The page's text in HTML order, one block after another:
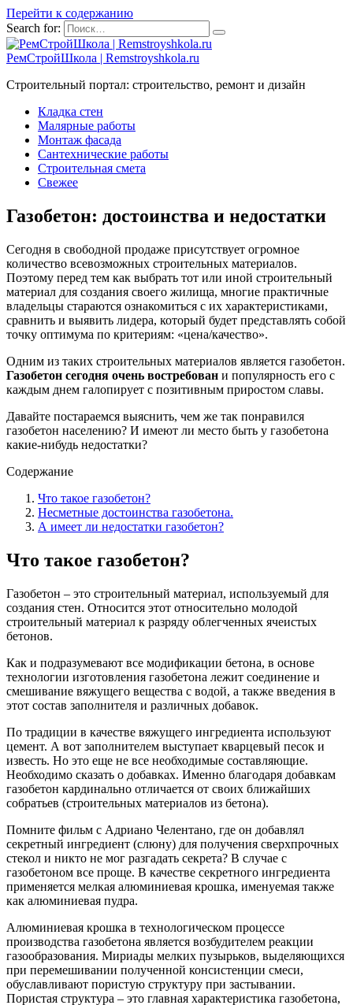
Перейти к содержанию
Search for:
РемСтройШкола | Remstroyshkola.ru
Строительный портал: строительство, ремонт и дизайн
Кладка стен
Малярные работы
Монтаж фасада
Сантехнические работы
Строительная смета
Свежее
Газобетон: достоинства и недостатки
Сегодня в свободной продаже присутствует огромное
количество всевозможных строительных материалов.
Поэтому перед тем как выбрать тот или иной строительный
материал для создания своего жилища, многие практичные
владельцы стараются ознакомиться с их характеристиками,
сравнить и выявить лидера, который будет представлять собой
точку оптимума по критериям: «цена/качество».
Одним из таких строительных материалов является газобетон.
Газобетон сегодня очень востребован и популярность его с
каждым днем галопирует с позитивным приростом славы.
Давайте постараемся выяснить, чем же так понравился
газобетон населению? И имеют ли место быть у газобетона
какие-нибудь недостатки?
Содержание
Что такое газобетон?
Несметные достоинства газобетона.
А имеет ли недостатки газобетон?
Что такое газобетон?
Газобетон – это строительный материал, используемый для
создания стен. Относится этот относительно молодой
строительный материал к разряду облегченных ячеистых
бетонов.
Как и подразумевают все модификации бетона, в основе
технологии изготовления газобетона лежит соединение и
смешивание вяжущего вещества с водой, а также введения в
этот состав заполнителя и различных добавок.
По традиции в качестве вяжущего ингредиента используют
цемент. А вот заполнителем выступает кварцевый песок и
известь. Но это еще не все необходимые составляющие.
Необходимо сказать о добавках. Именно благодаря добавкам
газобетон кардинально отличается от своих ближайших
собратьев (строительных материалов из бетона).
Помните фильм с Адриано Челентано, где он добавлял
секретный ингредиент (слюну) для получения сверхпрочных
стекол и никто не мог разгадать секрета? В случае с
газобетоном все проще. В качестве секретного ингредиента
применяется мелкая алюминиевая крошка, именуемая также
как алюминиевая пудра.
Алюминиевая крошка в технологическом процессе
производства газобетона является возбудителем реакции
газообразования. Мириады мелких пузырьков, выделяющихся
при перемешивании полученной консистенции смеси,
обуславливают пористую структуру при застывании.
Пористая структура – это главная характеристика газобетона,